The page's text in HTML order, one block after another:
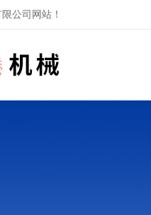
公司网站！